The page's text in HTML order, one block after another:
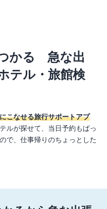
かる 急な出
テル・旅館検
こなせる旅行サポートアプ
ルが探せて、当日予約もばっ
で、仕事帰りのちょっとした